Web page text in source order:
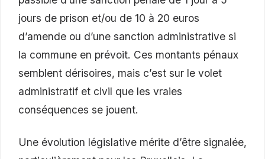
jours de prison et/ou de 10 à 20 euros
d’amende ou d’une sanction administrative si
la commune en prévoit. Ces montants pénaux
semblent dérisoires, mais c’est sur le volet
administratif et civil que les vraies
conséquences se jouent.
Une évolution législative mérite d’être signalée,